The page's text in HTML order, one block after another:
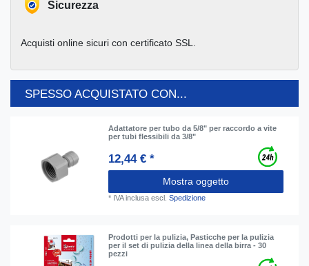
Sicurezza
Acquisti online sicuri con certificato SSL.
SPESSO ACQUISTATO CON...
Adattatore per tubo da 5/8" per raccordo a vite
per tubi flessibili da 3/8"
12,44 € *
Mostra oggetto
* IVA inclusa escl.Spedizione
Prodotti per la pulizia, Pasticche per la pulizia
per il set di pulizia della linea della birra - 30
pezzi